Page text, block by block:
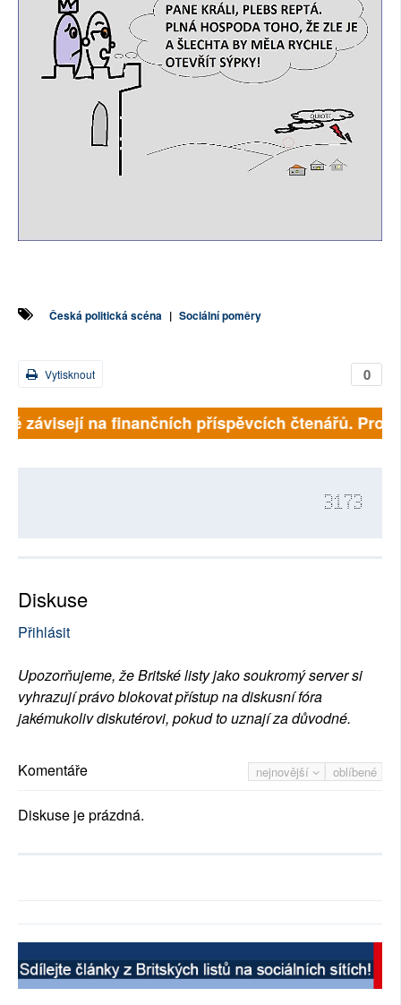
SOCIÁLNÍ SÍTĚ
RUBRIKY
PLNÁ VERZE STRÁNEK
Česká politická scéna | Sociální poměry
0
Vytisknout
závisejí na finančních příspěvcích čtenářů.
3173
Diskuse
Přihlásit
Upozorňujeme, že Britské listy jako soukromý server si
vyhrazují právo blokovat přístup na diskusní fóra
jakémukoliv diskutérovi, pokud to uznají za důvodné.
nejnovější oblíbené
Komentáře
Diskuse je prázdná.